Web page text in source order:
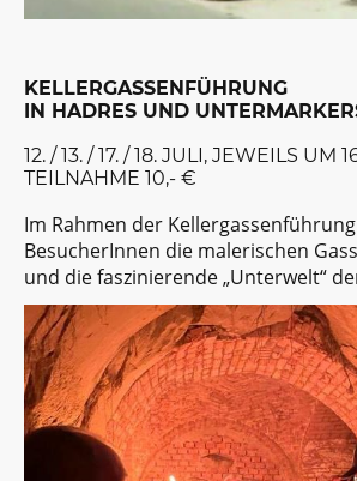
KELLERGASSENFÜHRUNG
IN HADRES UND
12. / 13. / 17. / 18. JULI, JEWEILS UM
TEILNAHME 10,- €
Im Rahmen der
BesucherInnen die malerischen
und die faszinierende „Unterwelt“